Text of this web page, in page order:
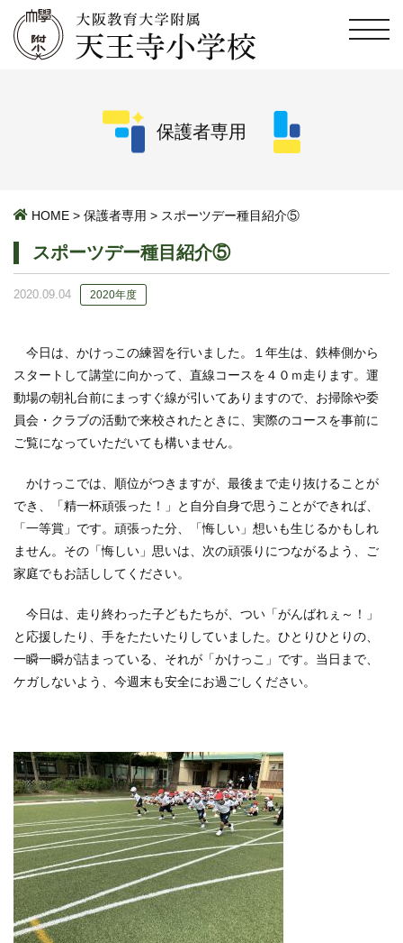
保護者専用
HOME > 保護者専用 > スポーツデー種目紹介⑤
スポーツデー種目紹介⑤
2020.09.04 2020年度
今日は、かけっこの練習を行いました。１年生は、鉄棒側から
スタートして講堂に向かって、直線コースを４０ｍ走ります。運
動場の朝礼台前にまっすぐ線が引いてありますので、お掃除や委
員会・クラブの活動で来校されたときに、実際のコースを事前に
ご覧になっていただいても構いません。
かけっこでは、順位がつきますが、最後まで走り抜けることが
でき、「精一杯頑張った！」と自分自身で思うことができれば、
「一等賞」です。頑張った分、「悔しい」想いも生じるかもしれ
ません。その「悔しい」思いは、次の頑張りにつながるよう、ご
家庭でもお話ししてください。
今日は、走り終わった子どもたちが、つい「がんばれぇ～！」
と応援したり、手をたたいたりしていました。ひとりひとりの、
一瞬一瞬が詰まっている、それが「かけっこ」です。当日まで、
ケガしないよう、今週末も安全にお過ごしください。